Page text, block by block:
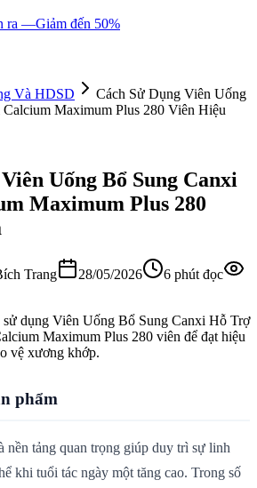
ra —Giảm đến 50%
Và HDSD
Cách Sử Dụng Viên Uống
Maximum Plus 280 Viên Hiệu
Uống Bổ Sung Canxi
Maximum Plus 280
Trang 28/05/2026 6 phút đọc
dụng Viên Uống Bổ Sung Canxi Hỗ Trợ
Maximum Plus 280 viên để đạt hiệu
vệ xương khớp.
phẩm
nền tảng quan trọng giúp duy trì sự linh
khi tuổi tác ngày một tăng cao. Trong số